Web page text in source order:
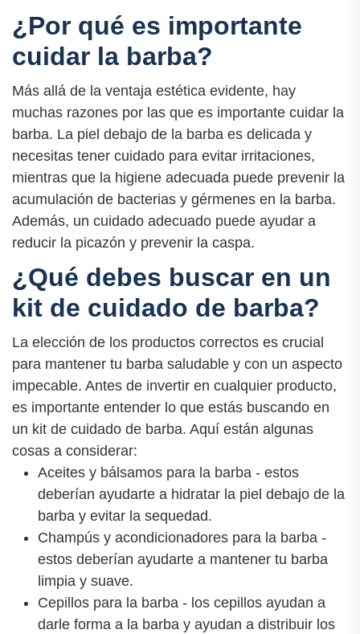
¿Por qué es importante
cuidar la barba?
Más allá de la ventaja estética evidente, hay
muchas razones por las que es importante cuidar la
barba. La piel debajo de la barba es delicada y
necesitas tener cuidado para evitar irritaciones,
mientras que la higiene adecuada puede prevenir la
acumulación de bacterias y gérmenes en la barba.
Además, un cuidado adecuado puede ayudar a
reducir la picazón y prevenir la caspa.
¿Qué debes buscar en un
kit de cuidado de barba?
La elección de los productos correctos es crucial
para mantener tu barba saludable y con un aspecto
impecable. Antes de invertir en cualquier producto,
es importante entender lo que estás buscando en
un kit de cuidado de barba. Aquí están algunas
cosas a considerar:
Aceites y bálsamos para la barba - estos
deberían ayudarte a hidratar la piel debajo de la
barba y evitar la sequedad.
Champús y acondicionadores para la barba -
estos deberían ayudarte a mantener tu barba
limpia y suave.
Cepillos para la barba - los cepillos ayudan a
darle forma a la barba y ayudan a distribuir los